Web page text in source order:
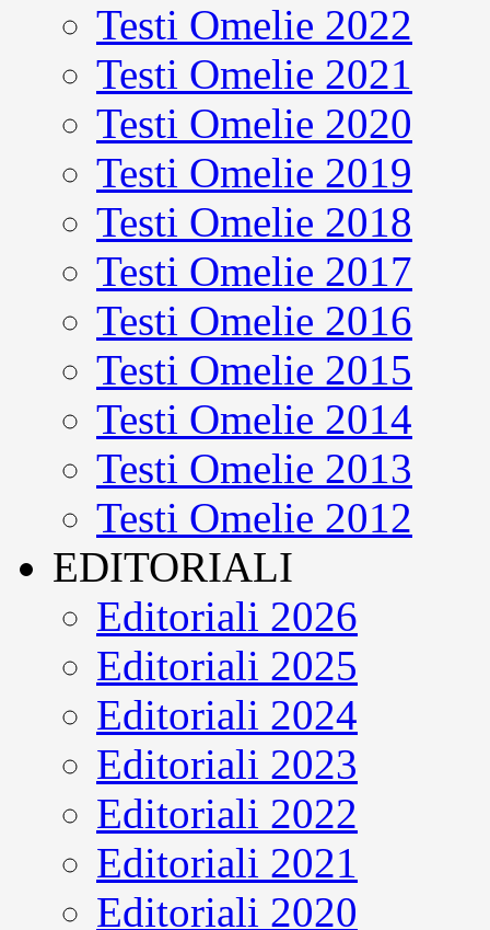
Testi Omelie 2022
Testi Omelie 2021
Testi Omelie 2020
Testi Omelie 2019
Testi Omelie 2018
Testi Omelie 2017
Testi Omelie 2016
Testi Omelie 2015
Testi Omelie 2014
Testi Omelie 2013
Testi Omelie 2012
EDITORIALI
Editoriali 2026
Editoriali 2025
Editoriali 2024
Editoriali 2023
Editoriali 2022
Editoriali 2021
Editoriali 2020